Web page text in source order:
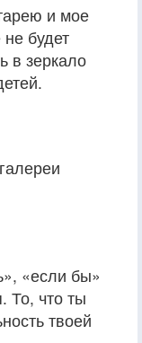
и мое
будет
в зеркало
«если бы»
То, что ты
твоей